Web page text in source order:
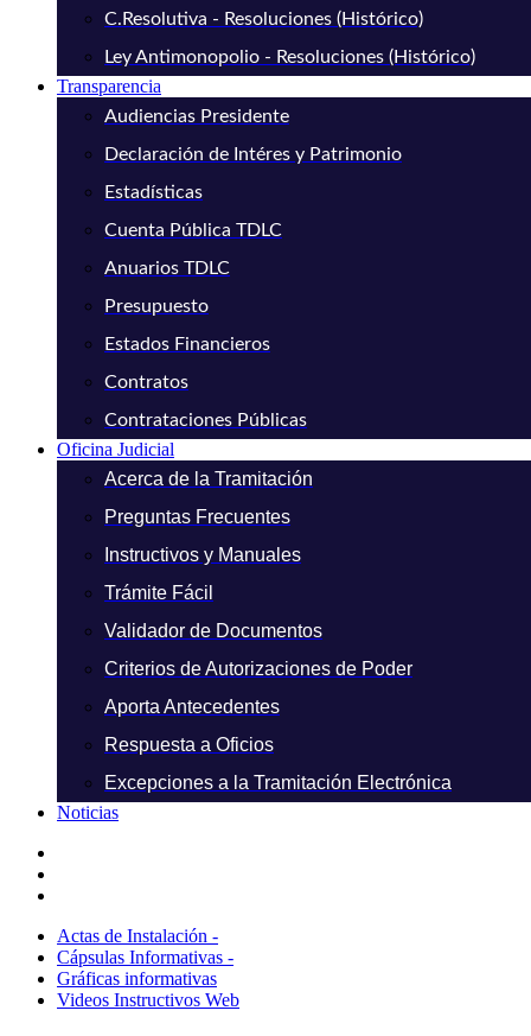
C.Resolutiva - Resoluciones (Histórico)
Ley Antimonopolio - Resoluciones (Histórico)
Transparencia
Audiencias Presidente
Declaración de Intéres y Patrimonio
Estadísticas
Cuenta Pública TDLC
Anuarios TDLC
Presupuesto
Estados Financieros
Contratos
Contrataciones Públicas
Oficina Judicial
Acerca de la Tramitación
Preguntas Frecuentes
Instructivos y Manuales
Trámite Fácil
Validador de Documentos
Criterios de Autorizaciones de Poder
Aporta Antecedentes
Respuesta a Oficios
Excepciones a la Tramitación Electrónica
Noticias
Actas de Instalación -
Cápsulas Informativas -
Gráficas informativas
Videos Instructivos Web